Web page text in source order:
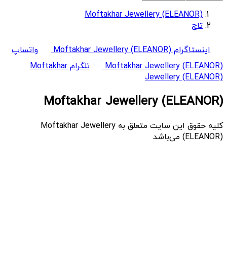
Moftakhar Jewellery (ELEANOR)
تاج
اینستاگرام Moftakhar Jewellery (ELEANOR)
واتساپ
Moftakhar Jewellery (ELEANOR)
تلگرام Moftakhar
Jewellery (ELEANOR)
Moftakhar Jewellery (ELEANOR)
کلیه حقوق این سایت متعلق به Moftakhar Jewellery
(ELEANOR) می‌باشد